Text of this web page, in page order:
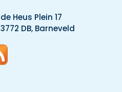
de Heus Plein 17
3772 DB, Barneveld